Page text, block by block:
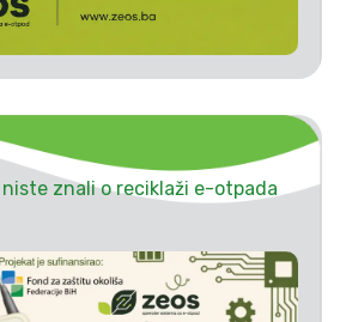
znali o reciklaži e-otpada